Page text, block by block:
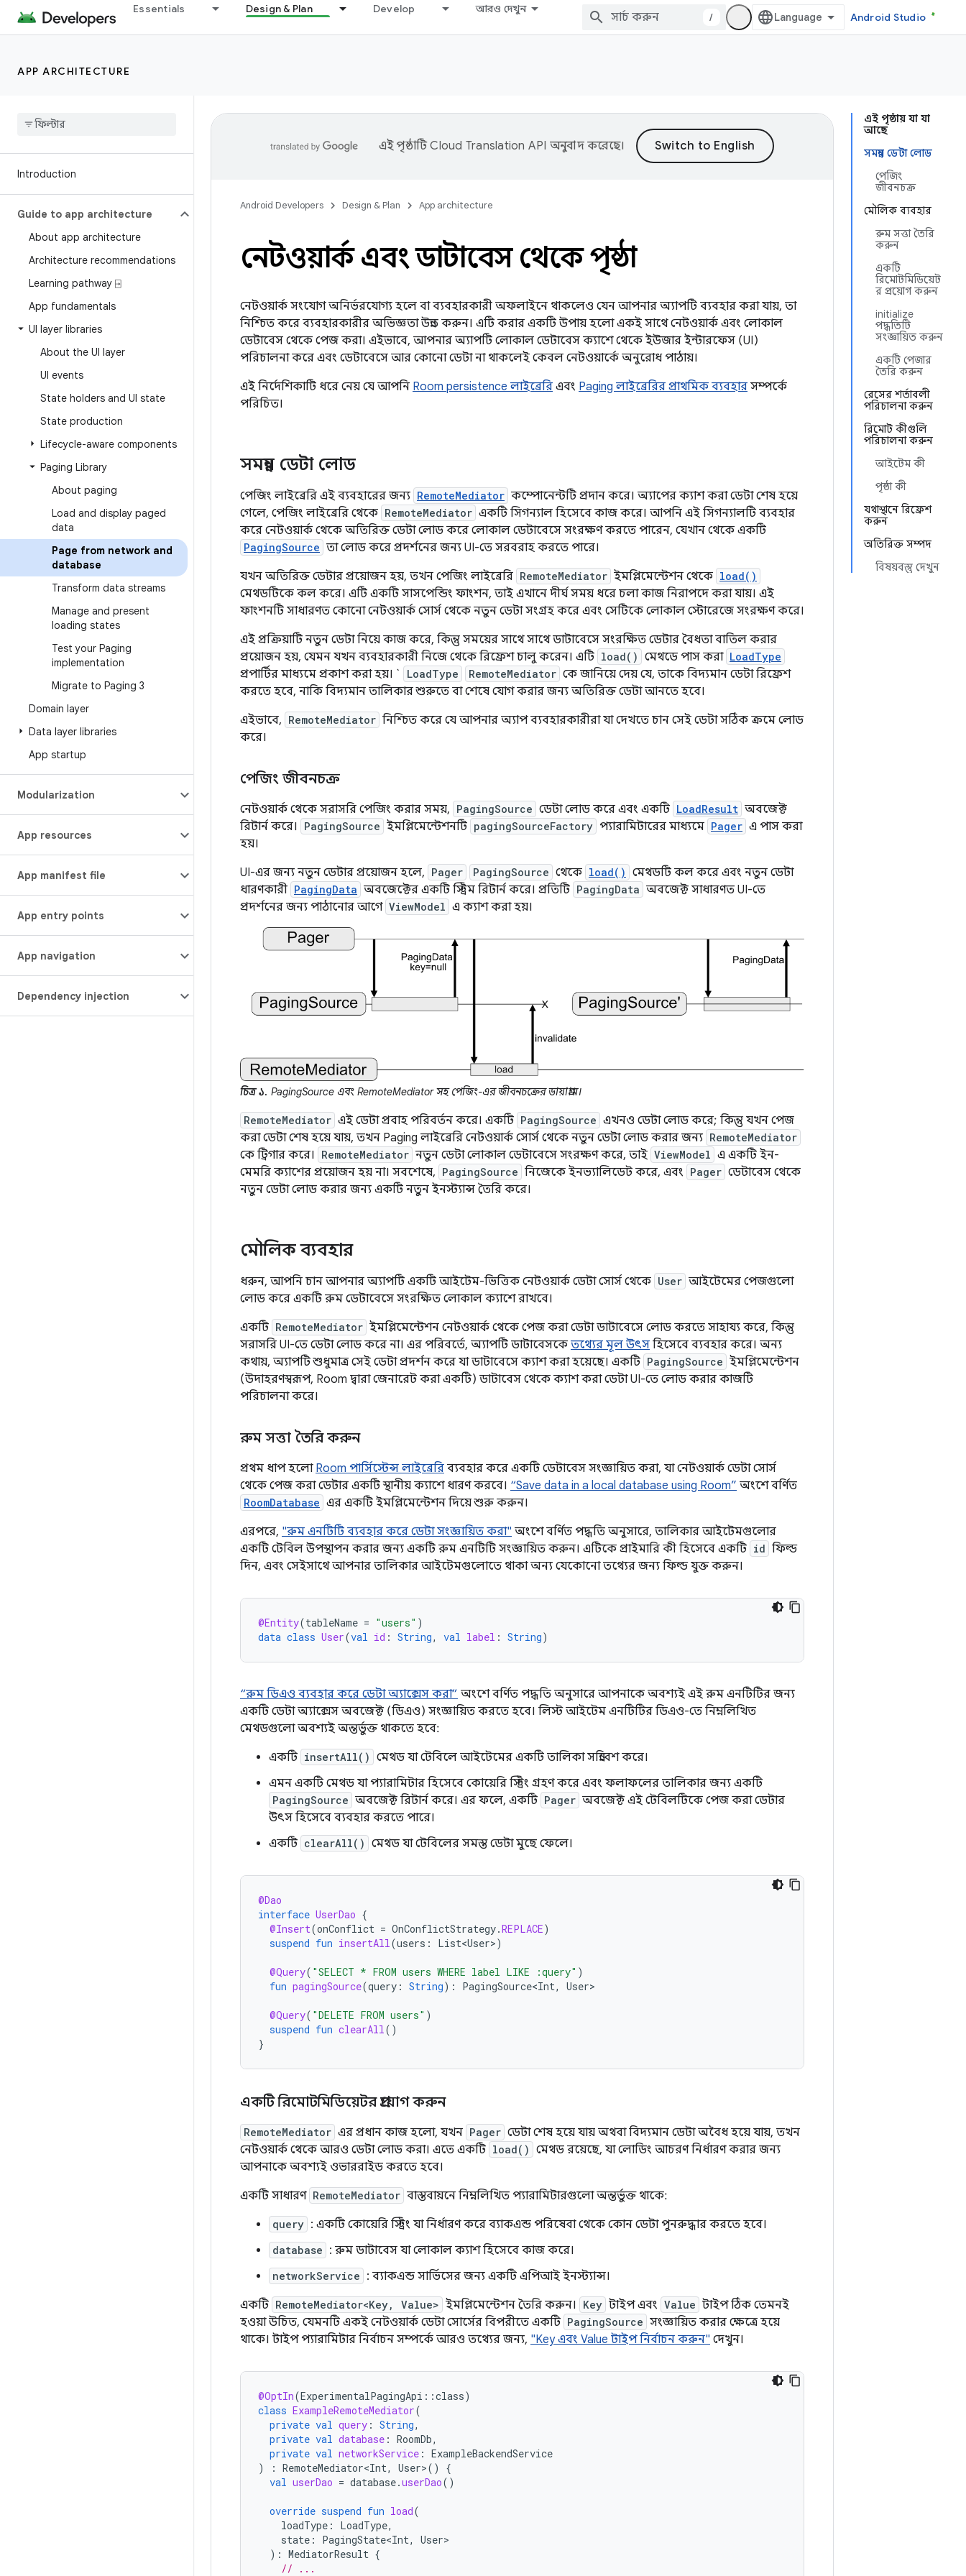
Essentials Design & Plan Develop আরও দেখুন
/ Android Studio
APP ARCHITECTURE
Introduction
Guide to app architecture
About app architecture
Architecture recommendations
Learning pathway ⍈
App fundamentals
UI layer libraries
About the UI layer
UI events
State holders and UI state
State production
Lifecycle-aware components
Paging Library
About paging
Load and display paged
data
Page from network and
database
Transform data streams
Manage and present
loading states
Test your Paging
implementation
Migrate to Paging 3
Domain layer
Data layer libraries
App startup
Modularization
App resources
App manifest file
App entry points
App navigation
Dependency injection
এই পৃষ্ঠায় যা যা
আছে
সমন্বয় ডেটা লোড
পেজিং
জীবনচক্র
মৌলিক ব্যবহার
রুম সত্তা তৈরি
করুন
একটি
রিমোটমিডিয়েট
র প্রয়োগ করুন
initialize
পদ্ধতিটি
সংজ্ঞায়িত করুন
একটি পেজার
তৈরি করুন
রেসের শর্তাবলী
পরিচালনা করুন
রিমোট কীগুলি
পরিচালনা করুন
আইটেম কী
পৃষ্ঠা কী
যথাস্থানে রিফ্রেশ
করুন
অতিরিক্ত সম্পদ
বিষয়বস্তু দেখুন
এই পৃষ্ঠাটিCloud Translation API অনুবাদ করেছে।
Android Developers Design & Plan App architecture
নেটওয়ার্ক এবং ডাটাবেস থেকে পৃষ্ঠা
নেটওয়ার্ক সংযোগ অনির্ভরযোগ্য হলে বা ব্যবহারকারী অফলাইনে থাকলেও যেন আপনার অ্যাপটি ব্যবহার করা যায়, তা
নিশ্চিত করে ব্যবহারকারীর অভিজ্ঞতা উন্নত করুন। এটি করার একটি উপায় হলো একই সাথে নেটওয়ার্ক এবং লোকাল
ডেটাবেস থেকে পেজ করা। এইভাবে, আপনার অ্যাপটি লোকাল ডেটাবেস ক্যাশে থেকে ইউজার ইন্টারফেস (UI)
পরিচালনা করে এবং ডেটাবেসে আর কোনো ডেটা না থাকলেই কেবল নেটওয়ার্কে অনুরোধ পাঠায়।
এই নির্দেশিকাটি ধরে নেয় যে আপনি Room persistence লাইব্রেরি এবং Paging লাইব্রেরির প্রাথমিক ব্যবহার সম্পর্কে
পরিচিত।
সমন্বয় ডেটা লোড
পেজিং লাইব্রেরি এই ব্যবহারের জন্য RemoteMediator কম্পোনেন্টটি প্রদান করে। অ্যাপের ক্যাশ করা ডেটা শেষ হয়ে
গেলে, পেজিং লাইব্রেরি থেকে RemoteMediator একটি সিগন্যাল হিসেবে কাজ করে। আপনি এই সিগন্যালটি ব্যবহার
করে নেটওয়ার্ক থেকে অতিরিক্ত ডেটা লোড করে লোকাল ডেটাবেসে সংরক্ষণ করতে পারেন, যেখান থেকে একটি
PagingSource তা লোড করে প্রদর্শনের জন্য UI-তে সরবরাহ করতে পারে।
যখন অতিরিক্ত ডেটার প্রয়োজন হয়, তখন পেজিং লাইব্রেরি RemoteMediator ইমপ্লিমেন্টেশন থেকে load()
মেথডটিকে কল করে। এটি একটি সাসপেন্ডিং ফাংশন, তাই এখানে দীর্ঘ সময় ধরে চলা কাজ নিরাপদে করা যায়। এই
ফাংশনটি সাধারণত কোনো নেটওয়ার্ক সোর্স থেকে নতুন ডেটা সংগ্রহ করে এবং সেটিকে লোকাল স্টোরেজে সংরক্ষণ করে।
এই প্রক্রিয়াটি নতুন ডেটা নিয়ে কাজ করে, কিন্তু সময়ের সাথে সাথে ডাটাবেসে সংরক্ষিত ডেটার বৈধতা বাতিল করার
প্রয়োজন হয়, যেমন যখন ব্যবহারকারী নিজে থেকে রিফ্রেশ চালু করেন। এটি load() মেথডে পাস করা LoadType
প্রপার্টির মাধ্যমে প্রকাশ করা হয়। ` LoadType RemoteMediator কে জানিয়ে দেয় যে, তাকে বিদ্যমান ডেটা রিফ্রেশ
করতে হবে, নাকি বিদ্যমান তালিকার শুরুতে বা শেষে যোগ করার জন্য অতিরিক্ত ডেটা আনতে হবে।
এইভাবে, RemoteMediator নিশ্চিত করে যে আপনার অ্যাপ ব্যবহারকারীরা যা দেখতে চান সেই ডেটা সঠিক ক্রমে লোড
করে।
পেজিং জীবনচক্র
নেটওয়ার্ক থেকে সরাসরি পেজিং করার সময়, PagingSource ডেটা লোড করে এবং একটি LoadResult অবজেক্ট
রিটার্ন করে।
PagingSource ইমপ্লিমেন্টেশনটি pagingSourceFactory প্যারামিটারের মাধ্যমে Pager এ পাস করা
হয়।
UI-এর জন্য নতুন ডেটার প্রয়োজন হলে, Pager PagingSource থেকে load() মেথডটি কল করে এবং নতুন ডেটা
ধারণকারী PagingData অবজেক্টের একটি স্ট্রিম রিটার্ন করে। প্রতিটি PagingData অবজেক্ট সাধারণত UI-তে
প্রদর্শনের জন্য পাঠানোর আগে ViewModel এ ক্যাশ করা হয়।
চিত্র ১. PagingSource এবং RemoteMediator সহ পেজিং-এর জীবনচক্রের ডায়াগ্রাম।
RemoteMediator এই ডেটা প্রবাহ পরিবর্তন করে। একটি PagingSource এখনও ডেটা লোড করে; কিন্তু যখন পেজ
করা ডেটা শেষ হয়ে যায়, তখন Paging লাইব্রেরি নেটওয়ার্ক সোর্স থেকে নতুন ডেটা লোড করার জন্য RemoteMediator
কে ট্রিগার করে। RemoteMediator নতুন ডেটা লোকাল ডেটাবেসে সংরক্ষণ করে, তাই ViewModel এ একটি ইন-
মেমরি ক্যাশের প্রয়োজন হয় না। সবশেষে, PagingSource নিজেকে ইনভ্যালিডেট করে, এবং Pager ডেটাবেস থেকে
নতুন ডেটা লোড করার জন্য একটি নতুন ইনস্ট্যান্স তৈরি করে।
মৌলিক ব্যবহার
ধরুন, আপনি চান আপনার অ্যাপটি একটি আইটেম-ভিত্তিক নেটওয়ার্ক ডেটা সোর্স থেকে User আইটেমের পেজগুলো
লোড করে একটি রুম ডেটাবেসে সংরক্ষিত লোকাল ক্যাশে রাখবে।
একটি RemoteMediator ইমপ্লিমেন্টেশন নেটওয়ার্ক থেকে পেজ করা ডেটা ডাটাবেসে লোড করতে সাহায্য করে, কিন্তু
সরাসরি UI-তে ডেটা লোড করে না। এর পরিবর্তে, অ্যাপটি ডাটাবেসকে তথ্যের মূল উৎস হিসেবে ব্যবহার করে। অন্য
কথায়, অ্যাপটি শুধুমাত্র সেই ডেটা প্রদর্শন করে যা ডাটাবেসে ক্যাশ করা হয়েছে। একটি PagingSource ইমপ্লিমেন্টেশন
(উদাহরণস্বরূপ, Room দ্বারা জেনারেট করা একটি) ডাটাবেস থেকে ক্যাশ করা ডেটা UI-তে লোড করার কাজটি
পরিচালনা করে।
রুম সত্তা তৈরি করুন
প্রথম ধাপ হলো Room পার্সিস্টেন্স লাইব্রেরি ব্যবহার করে একটি ডেটাবেস সংজ্ঞায়িত করা, যা নেটওয়ার্ক ডেটা সোর্স
থেকে পেজ করা ডেটার একটি স্থানীয় ক্যাশে ধারণ করবে। “Save data in a local database using Room” অংশে বর্ণিত
RoomDatabase এর একটি ইমপ্লিমেন্টেশন দিয়ে শুরু করুন।
এরপরে, "রুম এনটিটি ব্যবহার করে ডেটা সংজ্ঞায়িত করা" অংশে বর্ণিত পদ্ধতি অনুসারে, তালিকার আইটেমগুলোর
একটি টেবিল উপস্থাপন করার জন্য একটি রুম এনটিটি সংজ্ঞায়িত করুন। এটিকে প্রাইমারি কী হিসেবে একটি id ফিল্ড
দিন, এবং সেইসাথে আপনার তালিকার আইটেমগুলোতে থাকা অন্য যেকোনো তথ্যের জন্য ফিল্ড যুক্ত করুন।
@Entity(tableName = "users" )
data class User(val id : String, val label : String)
“রুম ডিএও ব্যবহার করে ডেটা অ্যাক্সেস করা” অংশে বর্ণিত পদ্ধতি অনুসারে আপনাকে অবশ্যই এই রুম এনটিটির জন্য
একটি ডেটা অ্যাক্সেস অবজেক্ট (ডিএও) সংজ্ঞায়িত করতে হবে। লিস্ট আইটেম এনটিটির ডিএও-তে নিম্নলিখিত
মেথডগুলো অবশ্যই অন্তর্ভুক্ত থাকতে হবে:
একটি insertAll() মেথড যা টেবিলে আইটেমের একটি তালিকা সন্নিবেশ করে।
এমন একটি মেথড যা প্যারামিটার হিসেবে কোয়েরি স্ট্রিং গ্রহণ করে এবং ফলাফলের তালিকার জন্য একটি
PagingSource অবজেক্ট রিটার্ন করে। এর ফলে, একটি Pager অবজেক্ট এই টেবিলটিকে পেজ করা ডেটার
উৎস হিসেবে ব্যবহার করতে পারে।
একটি clearAll() মেথড যা টেবিলের সমস্ত ডেটা মুছে ফেলে।
@Dao
interface UserDao {
@Insert(onConflict = OnConflictStrategy.REPLACE)
suspend fun insertAll(users : List<User>)
@Query( "SELECT * FROM users WHERE label LIKE :query" )
fun pagingSource(query : String): PagingSource<Int, User>
@Query( "DELETE FROM users" )
suspend fun clearAll()
}
একটি রিমোটমিডিয়েটর প্রয়োগ করুন
RemoteMediator এর প্রধান কাজ হলো, যখন Pager ডেটা শেষ হয়ে যায় অথবা বিদ্যমান ডেটা অবৈধ হয়ে যায়, তখন
নেটওয়ার্ক থেকে আরও ডেটা লোড করা। এতে একটি load() মেথড রয়েছে, যা লোডিং আচরণ নির্ধারণ করার জন্য
আপনাকে অবশ্যই ওভাররাইড করতে হবে।
একটি সাধারণ RemoteMediator বাস্তবায়নে নিম্নলিখিত প্যারামিটারগুলো অন্তর্ভুক্ত থাকে:
query : একটি কোয়েরি স্ট্রিং যা নির্ধারণ করে ব্যাকএন্ড পরিষেবা থেকে কোন ডেটা পুনরুদ্ধার করতে হবে।
database : রুম ডাটাবেস যা লোকাল ক্যাশ হিসেবে কাজ করে।
networkService : ব্যাকএন্ড সার্ভিসের জন্য একটি এপিআই ইনস্ট্যান্স।
একটি RemoteMediator<Key, Value> ইমপ্লিমেন্টেশন তৈরি করুন। Key টাইপ এবং Value টাইপ ঠিক তেমনই
হওয়া উচিত, যেমনটি একই নেটওয়ার্ক ডেটা সোর্সের বিপরীতে একটি PagingSource সংজ্ঞায়িত করার ক্ষেত্রে হয়ে
থাকে। টাইপ প্যারামিটার নির্বাচন সম্পর্কে আরও তথ্যের জন্য, "Key এবং Value টাইপ নির্বাচন করুন" দেখুন।
@OptIn(ExperimentalPagingApi ::class)
class ExampleRemoteMediator(
private val query : String,
private val database : RoomDb,
private val networkService : ExampleBackendService
)
: RemoteMediator<Int, User>()
{
val userDao = database.userDao()
override suspend fun load(
loadType : LoadType,
state : PagingState<Int, User
): MediatorResult {
// ...